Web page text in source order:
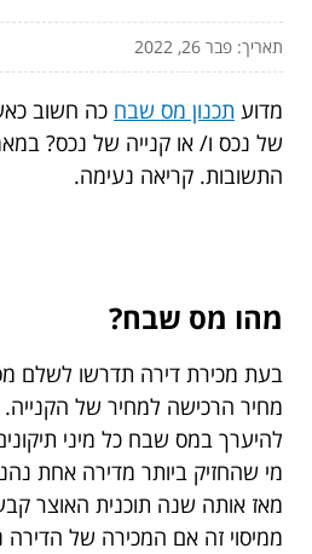
תאריך: פבר 26, 2022
מדוע תכנון מס שבח כה חשוב
של נכס ו/ או קנייה של נכס?
התשובות. קריאה נעימה.
מהו מס שבח?
בעת מכירת דירה תדרשו לשלם
להיערך במס שבח כל מיני
מי שהחזיק ביותר מדירה אחת
מאז אותה שנה תוכנית האוצר
ממיסוי זה אם המכירה של